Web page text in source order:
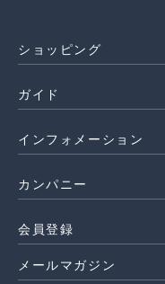
ショッピング
ガイド
インフォメーション
カンパニー
会員登録
メールマガジン